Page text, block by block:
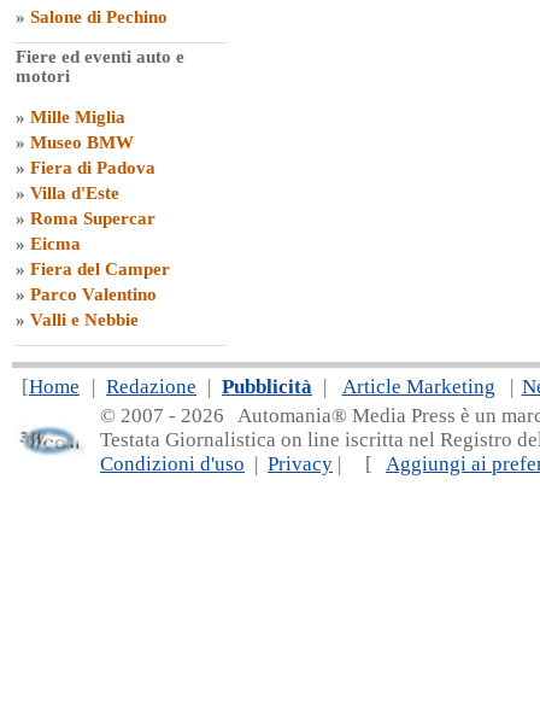
» Salone di Pechino
Fiere ed eventi auto e
motori
» Mille Miglia
» Museo BMW
» Fiera di Padova
» Villa d'Este
» Roma Supercar
» Eicma
» Fiera del Camper
» Parco Valentino
» Valli e Nebbie
[Home | Redazione | Pubblicità | Article Marketing |
© 2007 - 2026 Automania® Media Press è un
Testata Giornalistica on line iscritta nel Registro
Condizioni d'uso | Privacy | [ Aggiungi ai